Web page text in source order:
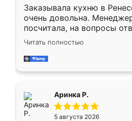
Заказывала кухню в
очень довольна.
посчитала, на вопросы
Замерщик приехал в
делу со всей
за день, ребята работали
Читать полностью
Аринка Р.
5 августа 2026